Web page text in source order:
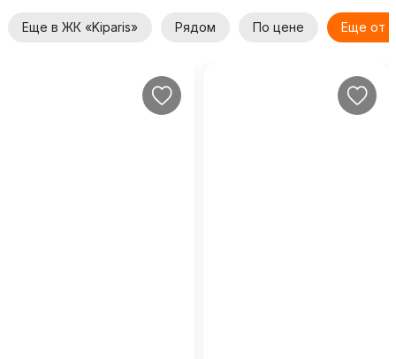
Еще в ЖК «Kiparis» Рядом По цене Еще от